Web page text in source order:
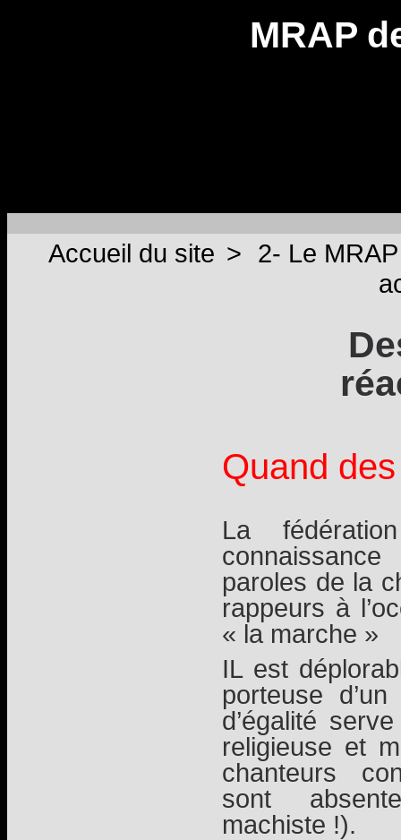
MRAP
Accueil du site >
2- Le
Quand
La
paroles de la
rappeurs à
« la marche »
IL est
porteuse
d’égalité
religieuse et
chanteurs
sont
machiste !).